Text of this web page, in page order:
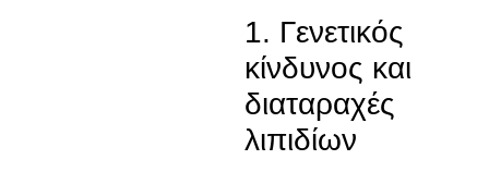
1. Γενετικός
κίνδυνος και
διαταραχές
λιπιδίων